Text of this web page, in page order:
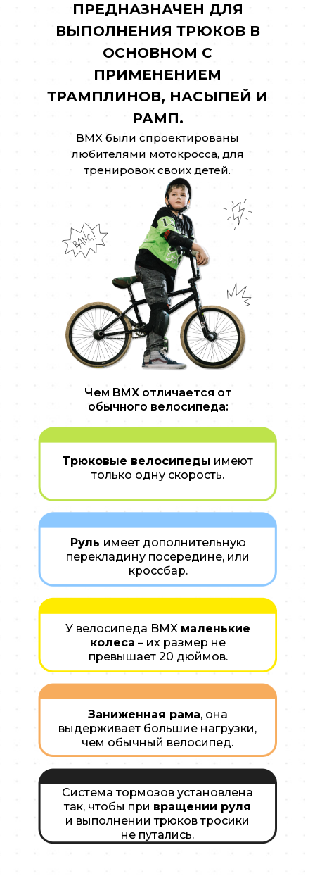
ПРЕДНАЗНАЧЕН ДЛЯ
ВЫПОЛНЕНИЯ ТРЮКОВ В
ОСНОВНОМ С
ПРИМЕНЕНИЕМ
ТРАМПЛИНОВ, НАСЫПЕЙ И
РАМП.
BMX были спроектированы
любителями мотокросса, для
тренировок своих детей.
Чем BMX отличается от
обычного велосипеда:
Трюковые велосипеды имеют
только одну скорость.
Руль имеет дополнительную
перекладину посередине, или
кроссбар.
У велосипеда BMX маленькие
колеса – их размер не
превышает 20 дюймов.
Заниженная рама, она
выдерживает большие нагрузки,
чем обычный велосипед.
Система тормозов установлена
так, чтобы при вращении руля
и выполнении трюков тросики
не путались.